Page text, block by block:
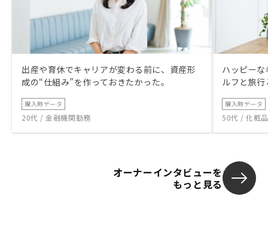
出産や育休でキャリアが変わる前に、資産形
成の“仕組み”を作っておきたかった。
購入時データ
20代 / 金融機関勤務
ハッピー
ルフと旅
購入時データ
50代 / 化粧
オーナーインタビューを
もっと見る